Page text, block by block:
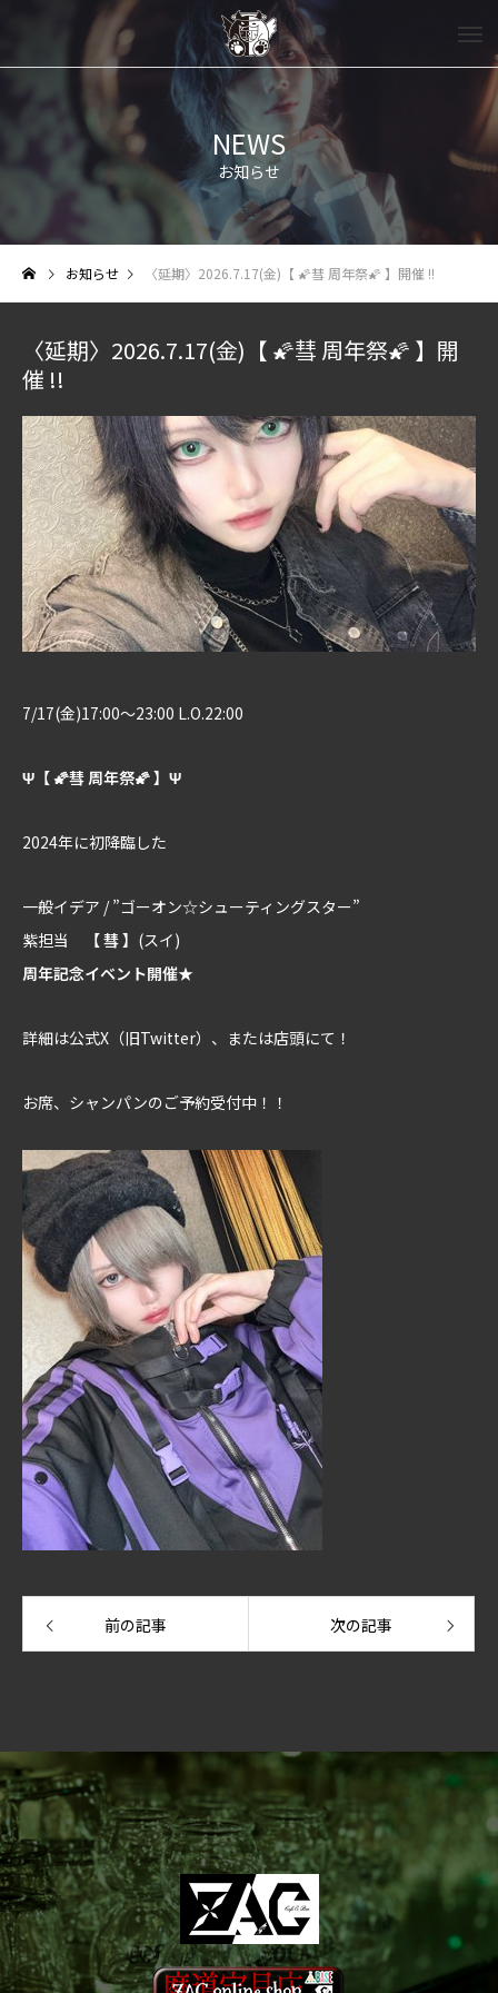
NEWS
お知らせ
お知らせ 〈延期〉2026.7.17(金)【 🌠彗 周年祭🌠 】開催 !!
〈延期〉2026.7.17(金)【 🌠彗 周年祭🌠 】開
催 !!
7/17(金)17:00～23:00 L.O.22:00
Ψ【 🌠彗 周年祭🌠 】Ψ
2024年に初降臨した
一般イデア / ”ゴーオン☆シューティングスター”
紫担当 【 彗 】 (スイ)
周年記念イベント開催★
詳細は公式X（旧Twitter）、または店頭にて！
お席、シャンパンのご予約受付中！！
前の記事 次の記事